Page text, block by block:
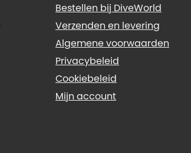
Bestellen bij DiveWorld
Verzenden en levering
Algemene voorwaarden
Privacybeleid
Cookiebeleid
Mijn account